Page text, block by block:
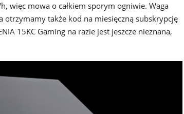
więc mowa o całkiem sporym ogniwie. Waga
otrzymamy także kod na miesięczną subskrypcję
15KC Gaming na razie jest jeszcze nieznana,